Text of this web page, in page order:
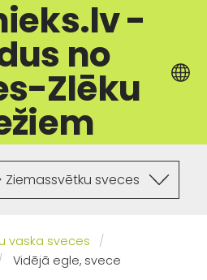
-
no
Zlēku
Ziemassvētku sveces
vaska sveces
Vidējā egle, svece